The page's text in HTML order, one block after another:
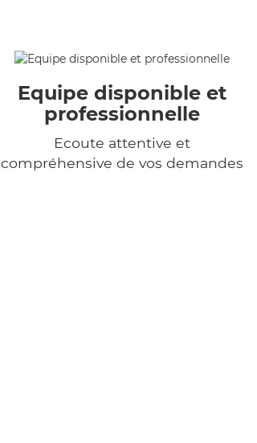
Equipe disponible et
professionnelle
Ecoute attentive et
compréhensive de vos demandes